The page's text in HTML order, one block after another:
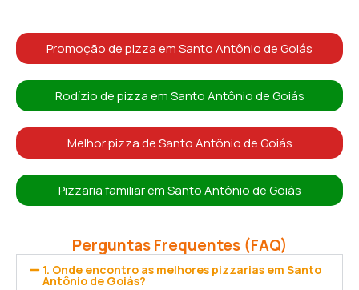
Promoção de pizza em Santo Antônio de Goiás
Rodízio de pizza em Santo Antônio de Goiás
Melhor pizza de Santo Antônio de Goiás
Pizzaria familiar em Santo Antônio de Goiás
Perguntas Frequentes (FAQ)
1. Onde encontro as melhores pizzarias em Santo
Antônio de Goiás?